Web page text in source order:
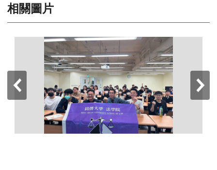
相關圖片